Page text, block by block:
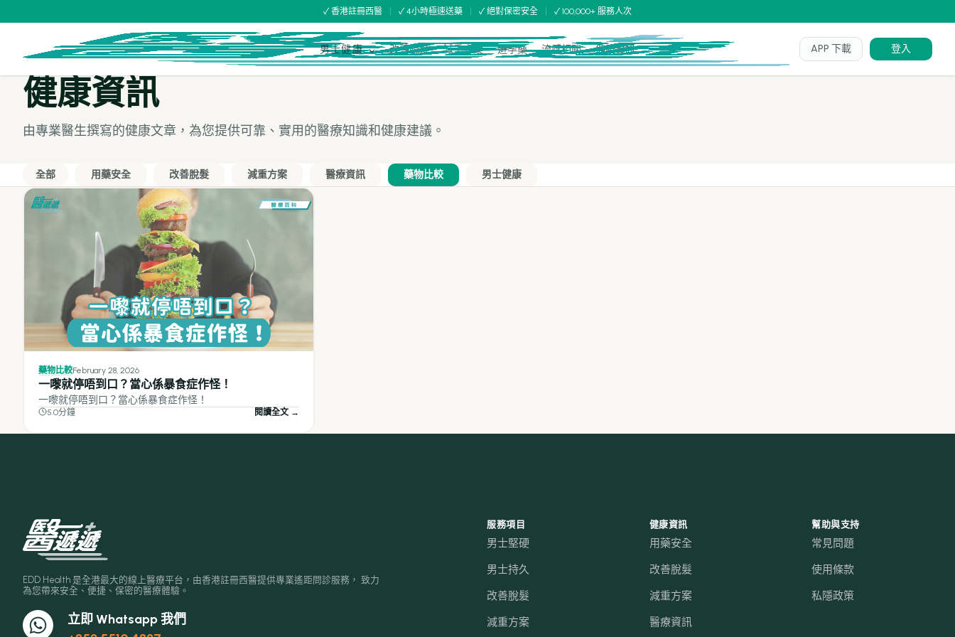
✓ 香港註冊西醫 ✓ 4小時極速送藥 ✓ 絕對保密安全 ✓ 100,000+ 服務人次
男士健康 ⌵ 改善脫髮 減重方案 避孕藥 流感相關 健康資訊 APP 下載 登入
健康資訊
由專業醫生撰寫的健康文章，為您提供可靠、實用的醫療知識和健康建議。
全部 用藥安全 改善脫髮 減重方案 醫療資訊 藥物比較 男士健康
藥物比較February 28, 2026
一嚟就停唔到口？當心係暴食症作怪！
一嚟就停唔到口？當心係暴食症作怪！
5.0分鐘 閱讀全文 →
EDD Health 是全港最大的線上醫療平台，由香港註冊西醫提供專業遙距問診服務， 致力
為您帶來安全、便捷、保密的醫療體驗。
立即 Whatsapp 我們
服務項目
男士堅硬
男士持久
改善脫髮
減重方案
健康資訊
用藥安全
改善脫髮
減重方案
醫療資訊
幫助與支持
常見問題
使用條款
私隱政策